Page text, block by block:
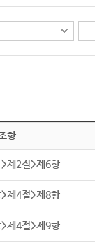
항
제2절>제6항
제4절>제8항
제4절>제9항